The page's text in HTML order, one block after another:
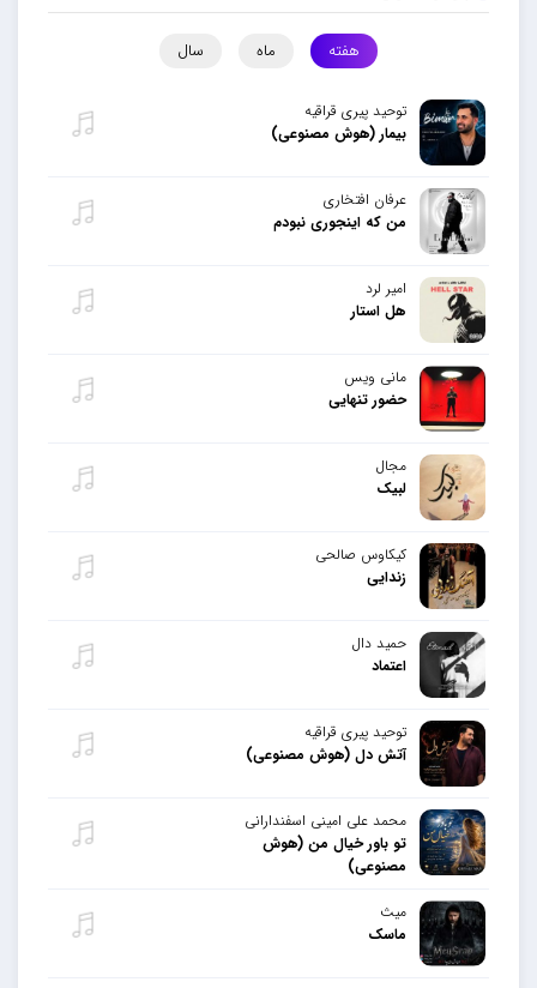
هفته ماه سال
توحید پیری قراقیه
بیمار (هوش مصنوعی)
عرفان افتخاری
من که اینجوری نبودم
امیر لرد
هل استار
مانی ویس
حضور تنهایی
مجال
لبیک
کیکاوس صالحی
زندایی
حمید دال
اعتماد
توحید پیری قراقیه
آتش دل (هوش مصنوعی)
محمد علی امینی اسفندارانی
تو باور خیال من (هوش
مصنوعی)
میث
ماسک